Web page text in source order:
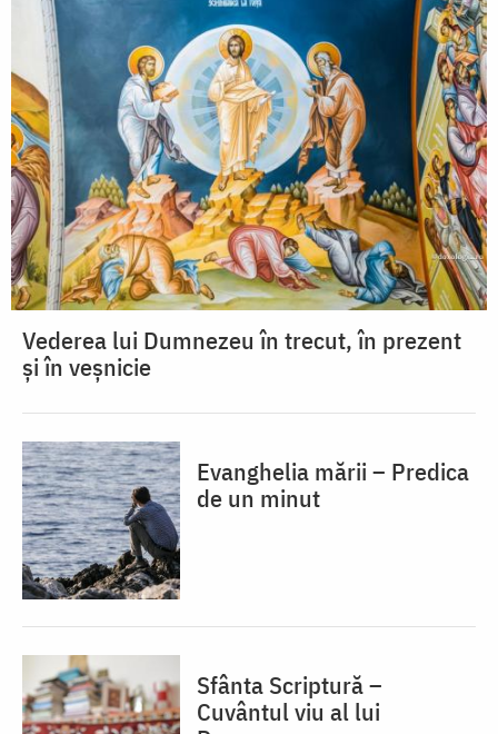
Vederea lui Dumnezeu în trecut, în prezent
și în veșnicie
Evanghelia mării – Predica
de un minut
Sfânta Scriptură –
Cuvântul viu al lui